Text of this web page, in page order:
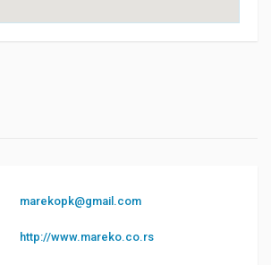
marekopk@gmail.com
http://www.mareko.co.rs